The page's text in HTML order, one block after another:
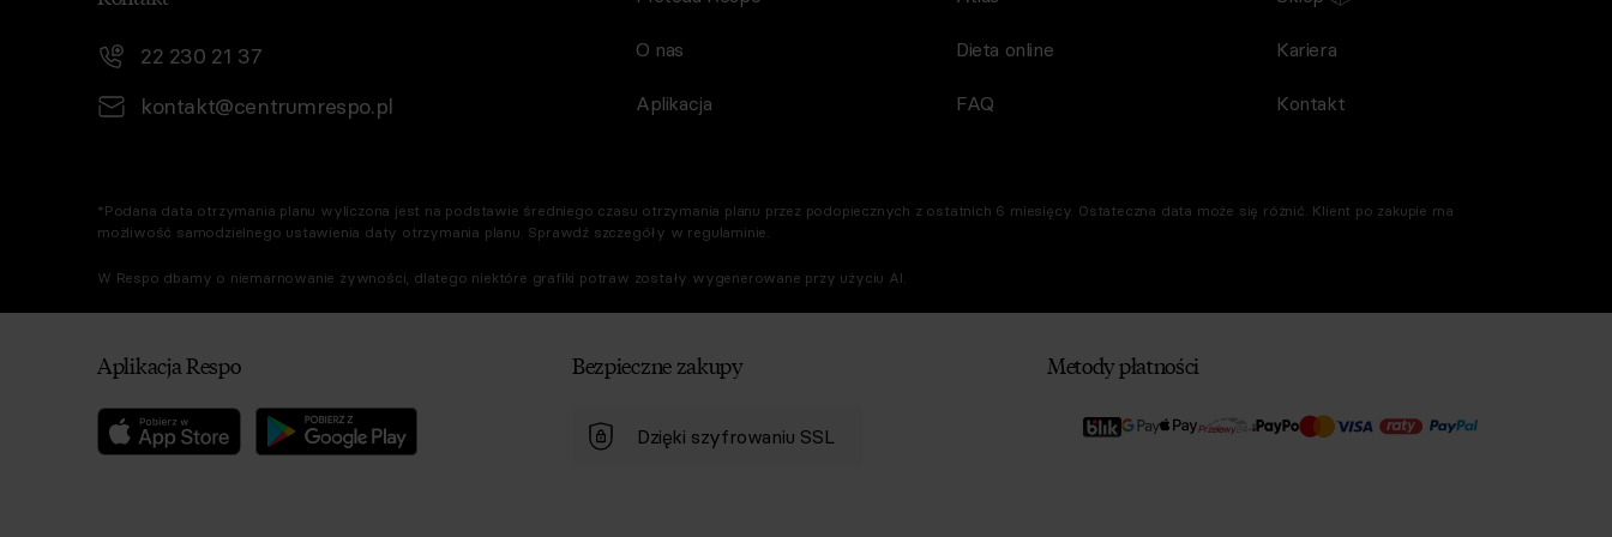
22 230 21 37
kontakt@centrumrespo.pl
O nas
Aplikacja
Dieta online
FAQ
Kariera
Kontakt
*Podana data otrzymania planu wyliczona jest na podstawie średniego czasu otrzymania planu przez podopiecznych z ostatnich 6 miesięcy. Ostateczna data może się różnić. Klient po zakupie ma
możliwość samodzielnego ustawienia daty otrzymania planu. Sprawdź szczegóły w regulaminie.
W Respo dbamy o niemarnowanie żywności, dlatego niektóre grafiki potraw zostały wygenerowane przy użyciu AI.
Aplikacja Respo Bezpieczne zakupy
Dzięki szyfrowaniu SSL
Metody płatności